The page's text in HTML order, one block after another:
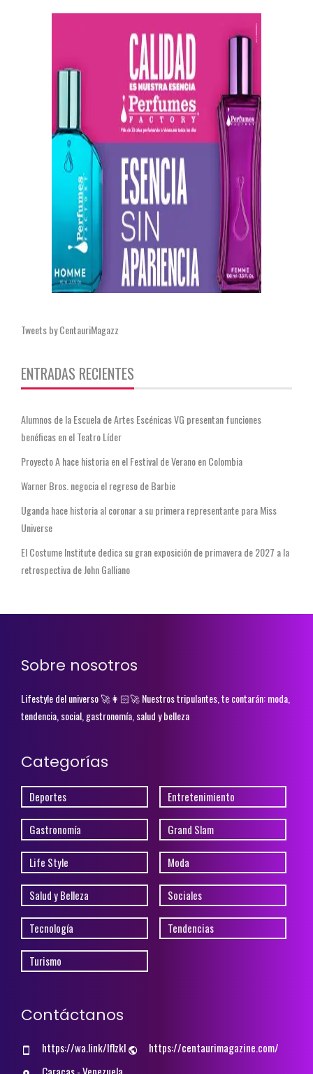
Tweets by CentauriMagazz
ENTRADAS RECIENTES
Alumnos de la Escuela de Artes Escénicas VG presentan funciones
benéficas en el Teatro Líder
Proyecto A hace historia en el Festival de Verano en Colombia
Warner Bros. negocia el regreso de Barbie
Uganda hace historia al coronar a su primera representante para Miss
Universe
El Costume Institute dedica su gran exposición de primavera de 2027 a la
retrospectiva de John Galliano
Sobre nosotros
Lifestyle del universo 🚀👩🏻‍🚀 Nuestros tripulantes, te contarán: moda,
tendencia, social, gastronomía, salud y belleza
Categorías
Deportes Entretenimiento
Gastronomía Grand Slam
Life Style Moda
Salud y Belleza Sociales
Tecnología Tendencias
Turismo
Contáctanos
https://wa.link/lflzkl
https://centaurimagazine.com/